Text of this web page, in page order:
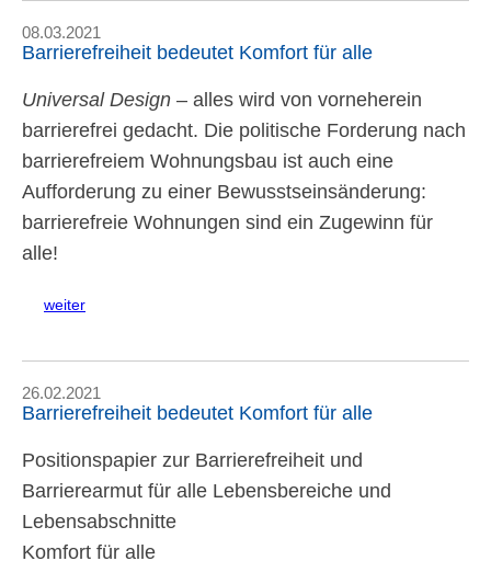
08.03.2021
Barrierefreiheit bedeutet Komfort für alle
Universal Design – alles wird von vorneherein
barrierefrei gedacht. Die politische Forderung nach
barrierefreiem Wohnungsbau ist auch eine
Aufforderung zu einer Bewusstseinsänderung:
barrierefreie Wohnungen sind ein Zugewinn für
alle!
weiter
26.02.2021
Barrierefreiheit bedeutet Komfort für alle
Positionspapier zur Barrierefreiheit und
Barrierearmut für alle Lebensbereiche und
Lebensabschnitte
Komfort für alle